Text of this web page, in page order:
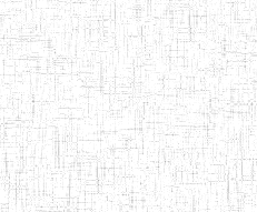
02/05/2001 ENIEG Public
26/08/1975 ENIEG Public
30/06/1984 ENIEG Public